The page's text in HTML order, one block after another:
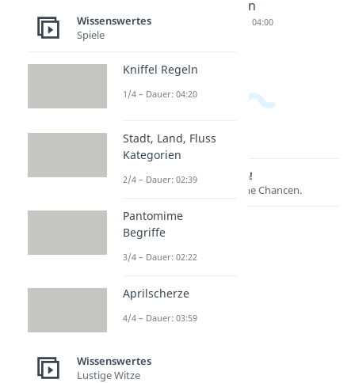
Dauer: 02:19
Ideen
Dauer: 04:00
Lernen lohnt sich!
Entdecke hier deine Chancen.
Weitere Inhalte:
Wissenswertes
Spiele
Kniffel Regeln
1/4 – Dauer: 04:20
Stadt, Land, Fluss
Kategorien
2/4 – Dauer: 02:39
Pantomime
Begriffe
3/4 – Dauer: 02:22
Aprilscherze
4/4 – Dauer: 03:59
Wissenswertes
Lustige Witze